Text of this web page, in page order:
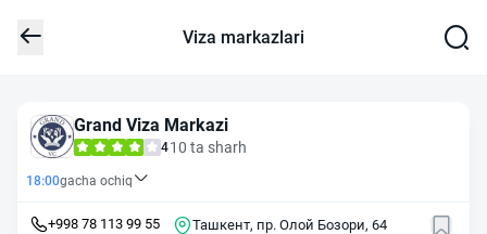
Viza markazlari
Grand Viza Markazi
410 ta sharh
18:00gacha ochiq
+998 78 113 99 55 Ташкент, пр. Олой Бозори, 64